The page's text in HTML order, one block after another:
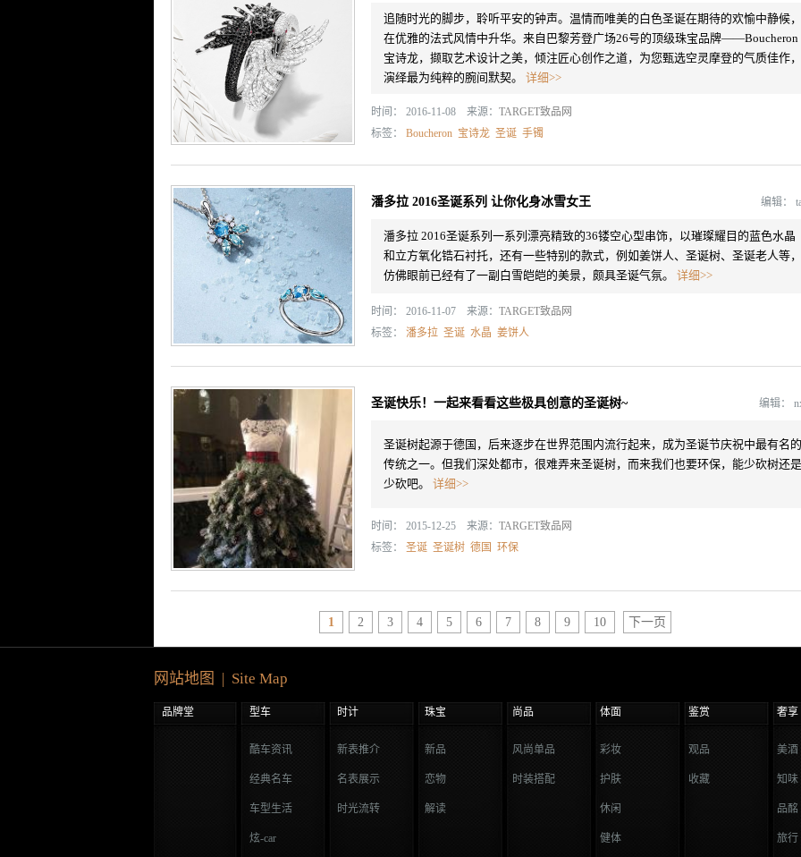
追随时光的脚步，聆听平安的钟声。温情而唯美的白色圣诞在期待的欢愉中静候，
在优雅的法式风情中升华。来自巴黎芳登广场26号的顶级珠宝品牌——Boucheron
宝诗龙，撷取艺术设计之美，倾注匠心创作之道，为您甄选空灵摩登的气质佳作，
演绎最为纯粹的腕间默契。 详细>>
时间： 2016-11-08 来源： TARGET致品网
标签： Boucheron 宝诗龙 圣诞 手镯
潘多拉 2016圣诞系列 让你化身冰雪女王 编辑：
潘多拉 2016圣诞系列一系列漂亮精致的36镂空心型串饰，以璀璨耀目的蓝色水晶
和立方氧化锆石衬托，还有一些特别的款式，例如姜饼人、圣诞树、圣诞老人等，
仿佛眼前已经有了一副白雪皑皑的美景，颇具圣诞气氛。 详细>>
时间： 2016-11-07 来源： TARGET致品网
标签： 潘多拉 圣诞 水晶 姜饼人
圣诞快乐！一起来看看这些极具创意的圣诞树~ 编辑：
圣诞树起源于德国，后来逐步在世界范围内流行起来，成为圣诞节庆祝中最有名的
传统之一。但我们深处都市，很难弄来圣诞树，而来我们也要环保，能少砍树还是
少砍吧。 详细>>
时间： 2015-12-25 来源： TARGET致品网
标签： 圣诞 圣诞树 德国 环保
1 2 3 4 5 6 7 8 9 10 下一页
网站地图 | Site Map
品牌堂 型车 时计 珠宝 尚品 体面 鉴赏 奢享
酷车资讯
经典名车
车型生活
炫-car
新表推介
名表展示
时光流转
新品
恋物
解读
风尚单品
时装搭配
彩妆
护肤
休闲
健体
观品
收藏
美酒
知味
品酩
旅行